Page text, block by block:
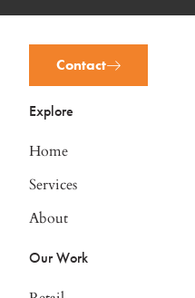
Contact
Explore
Home
Services
About
Our Work